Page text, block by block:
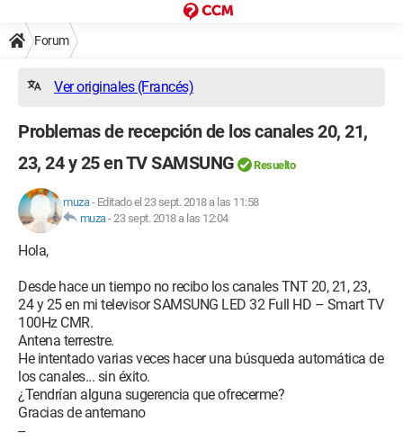
Forum
Ver originales (Francés)
Problemas de recepción de los canales 20, 21,
23, 24 y 25 en TV SAMSUNG
Resuelto
muza- Editado el 23 sept. 2018 a las 11:58
muza-23 sept. 2018 a las 12:04
Hola,
Desde hace un tiempo no recibo los canales TNT 20, 21, 23,
24 y 25 en mi televisor SAMSUNG LED 32 Full HD – Smart TV
100Hz CMR.
Antena terrestre.
He intentado varias veces hacer una búsqueda automática de
los canales... sin éxito.
¿Tendrían alguna sugerencia que ofrecerme?
Gracias de antemano
--